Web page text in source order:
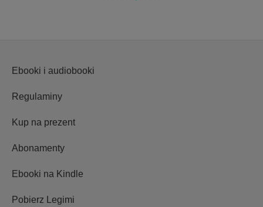
Ebooki i audiobooki
Regulaminy
Kup na prezent
Abonamenty
Ebooki na Kindle
Pobierz Legimi